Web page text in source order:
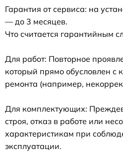
Гарантия от сервиса: на
— до 3 месяцев.
Что считается гарантийным
Для работ: Повторное
который прямо обусловлен с
ремонта (например,
Для комплектующих:
строя, отказ в работе или
характеристикам при
эксплуатации.